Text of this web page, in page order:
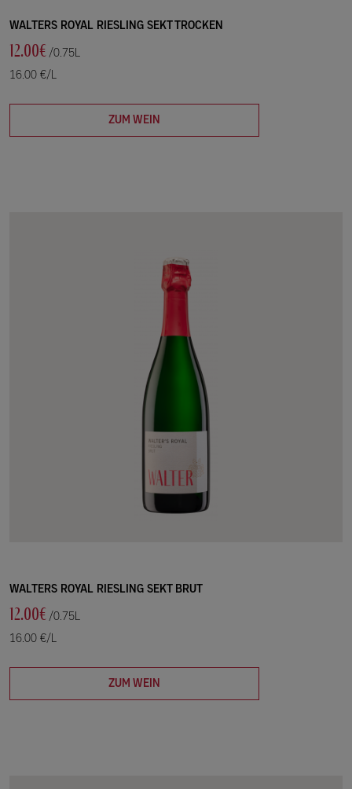
WALTERS ROYAL RIESLING SEKT TROCKEN
12.00€ /0.75L
16.00 €/L
ZUM WEIN
WALTERS ROYAL RIESLING SEKT BRUT
12.00€ /0.75L
16.00 €/L
ZUM WEIN